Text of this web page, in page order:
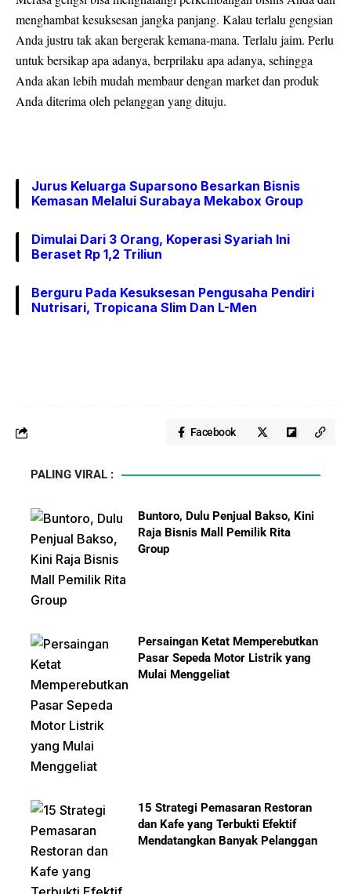
menghambat kesuksesan jangka panjang. Kalau terlalu gengsian
Anda justru tak akan bergerak kemana-mana. Terlalu jaim. Perlu
untuk bersikap apa adanya, berprilaku apa adanya, sehingga
Anda akan lebih mudah membaur dengan market dan produk
Anda diterima oleh pelanggan yang dituju.
Jurus Keluarga Suparsono Besarkan Bisnis
Kemasan Melalui Surabaya Mekabox Group
Dimulai Dari 3 Orang, Koperasi Syariah Ini
Beraset Rp 1,2 Triliun
Berguru Pada Kesuksesan Pengusaha Pendiri
Nutrisari, Tropicana Slim Dan L-Men
Facebook
PALING VIRAL :
Buntoro, Dulu Penjual Bakso, Kini
Raja Bisnis Mall Pemilik Rita
Group
Persaingan Ketat Memperebutkan
Pasar Sepeda Motor Listrik yang
Mulai Menggeliat
15 Strategi Pemasaran Restoran
dan Kafe yang Terbukti Efektif
Mendatangkan Banyak Pelanggan